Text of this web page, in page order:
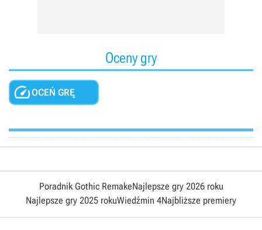
Oceny gry
OCEŃ GRĘ
Poradnik Gothic RemakeNajlepsze gry 2026 roku
Najlepsze gry 2025 rokuWiedźmin 4Najbliższe premiery